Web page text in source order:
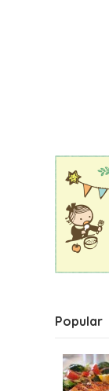
Popular